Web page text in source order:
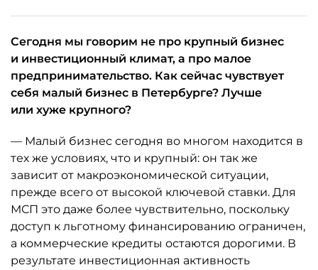
Сегодня мы говорим не про крупный бизнес
и инвестиционный климат, а про малое
предпринимательство. Как сейчас чувствует
себя малый бизнес в Петербурге? Лучше
или хуже крупного?
— Малый бизнес сегодня во многом находится в
тех же условиях, что и крупный: он так же
зависит от макроэкономической ситуации,
прежде всего от высокой ключевой ставки. Для
МСП это даже более чувствительно, поскольку
доступ к льготному финансированию ограничен,
а коммерческие кредиты остаются дорогими. В
результате инвестиционная активность